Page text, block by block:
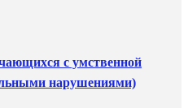
с умственной
нарушениями)